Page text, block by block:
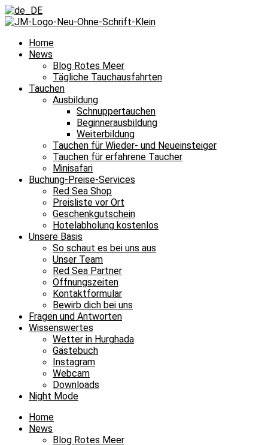
Home
News
Blog Rotes Meer
Tägliche Tauchausfahrten
Tauchen
Ausbildung
Schnuppertauchen
Beginnerausbildung
Weiterbildung
Tauchen für Wieder- und Neueinsteiger
Tauchen für erfahrene Taucher
Minisafari
Buchung-Preise-Services
Red Sea Shop
Preisliste vor Ort
Geschenkgutschein
Hotelabholung kostenlos
Unsere Basis
So schaut es bei uns aus
Unser Team
Red Sea Partner
Öffnungszeiten
Kontaktformular
Bewirb dich bei uns
Fragen und Antworten
Wissenswertes
Wetter in Hurghada
Gästebuch
Instagram
Webcam
Downloads
Night Mode
Home
News
Blog Rotes Meer